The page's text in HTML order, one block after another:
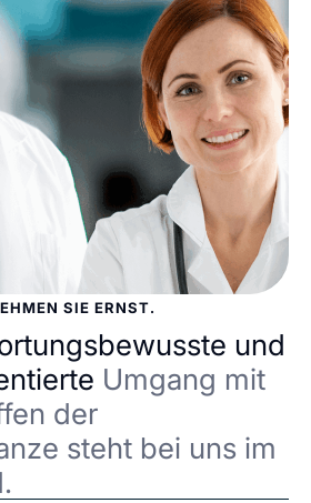
SIE ERNST.
und
Umgang mit
der
steht bei uns im